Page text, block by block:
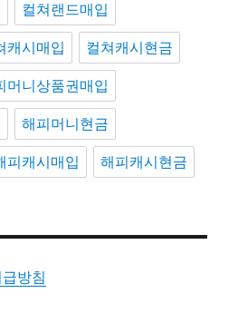
컬쳐랜드매입
캐시매입 컬쳐캐시현금
머니상품권매입
해피머니현금
피캐시매입 해피캐시현금
방침